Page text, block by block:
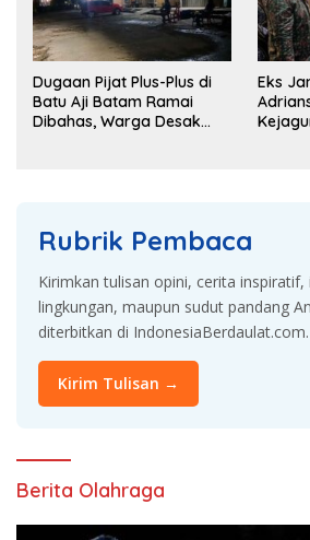
Dugaan Pijat Plus-Plus di
Batu Aji Batam Ramai
Dibahas, Warga Desak
Eks
Rubrik Pembaca
Kirimkan tulisan opini, cerita
lingkungan, maupun sudut pandang
diterbitkan di IndonesiaBerdaulat.com.
Kirim Tulisan →
Berita Olahraga